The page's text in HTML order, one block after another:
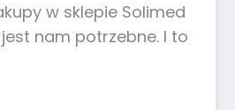
w sklepie Solimed
nam potrzebne. I to